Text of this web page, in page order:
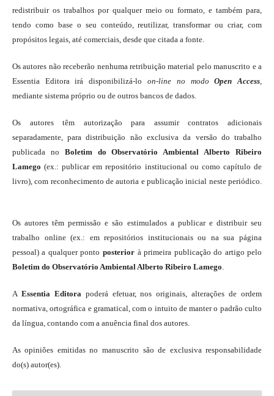
redistribuir os trabalhos por qualquer meio ou formato, e também para,
tendo como base o seu conteúdo, reutilizar, transformar ou criar, com
propósitos legais, até comerciais, desde que citada a fonte.
Os autores não receberão nenhuma retribuição material pelo manuscrito e a
Essentia Editora irá disponibilizá-lo on-line no modo Open Access
mediante sistema próprio ou de outros bancos de dados.
Os autores têm autorização para assumir contratos adicionais
separadamente, para distribuição não exclusiva da versão do trabalho
publicada no Boletim do Observatório Ambiental Alberto Ribeiro
Lamego (ex.: publicar em repositório institucional ou como capítulo de
livro), com reconhecimento de autoria e publicação inicial neste periódico.
Os autores têm permissão e são estimulados a publicar e distribuir seu
trabalho online (ex.: em repositórios institucionais ou na sua página
pessoal) a qualquer ponto posterior à primeira publicação do artigo pelo
Boletim do Observatório Ambiental Alberto Ribeiro Lamego
A Essentia Editora poderá efetuar, nos originais, alterações de ordem
normativa, ortográfica e gramatical, com o intuito de manter o padrão culto
da língua, contando com a anuência final dos autores.
As opiniões emitidas no manuscrito são de exclusiva responsabilidade
do(s) autor(es).